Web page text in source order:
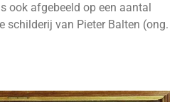
ook afgebeeld op een aantal
schilderij van Pieter Balten (ong.